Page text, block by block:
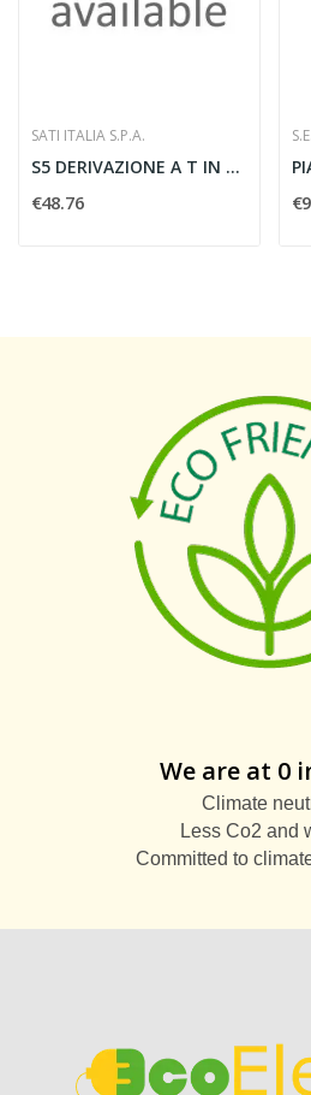
SATI ITALIA S.P.A.
S5 DERIVAZIONE A T IN SALITA SGHEMBA 150X80 ZS...
€48.76
We are at 0
Climate
Less Co2 and
Committed to